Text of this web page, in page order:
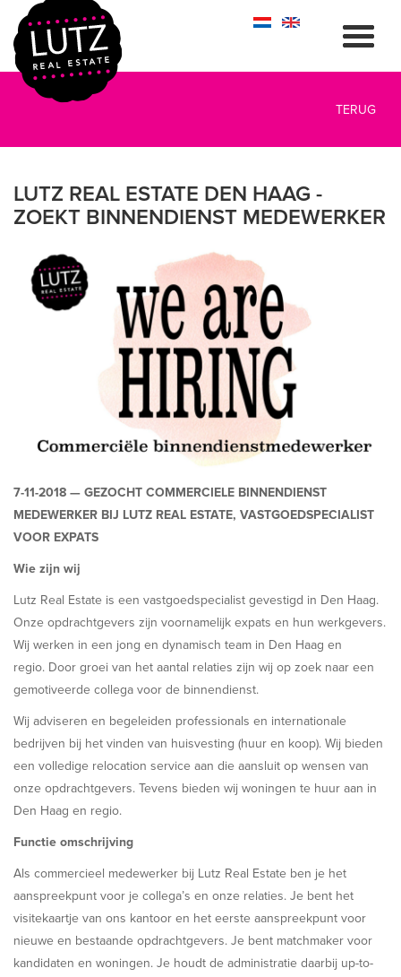
TERUG
LUTZ REAL ESTATE DEN HAAG -
ZOEKT BINNENDIENST MEDEWERKER
7-11-2018 — GEZOCHT COMMERCIELE BINNENDIENST
MEDEWERKER BIJ LUTZ REAL ESTATE, VASTGOEDSPECIALIST
VOOR EXPATS
Wie zijn wij
Lutz Real Estate is een vastgoedspecialist gevestigd in Den Haag.
Onze opdrachtgevers zijn voornamelijk expats en hun werkgevers.
Wij werken in een jong en dynamisch team in Den Haag en
regio. Door groei van het aantal relaties zijn wij op zoek naar een
gemotiveerde collega voor de binnendienst.
Wij adviseren en begeleiden professionals en internationale
bedrijven bij het vinden van huisvesting (huur en koop). Wij bieden
een volledige relocation service aan die aansluit op wensen van
onze opdrachtgevers. Tevens bieden wij woningen te huur aan in
Den Haag en regio.
Functie omschrijving
Als commercieel medewerker bij Lutz Real Estate ben je het
aanspreekpunt voor je collega’s en onze relaties. Je bent het
visitekaartje van ons kantoor en het eerste aanspreekpunt voor
nieuwe en bestaande opdrachtgevers. Je bent matchmaker voor
kandidaten en woningen. Je houdt de administratie daarbij up-to-